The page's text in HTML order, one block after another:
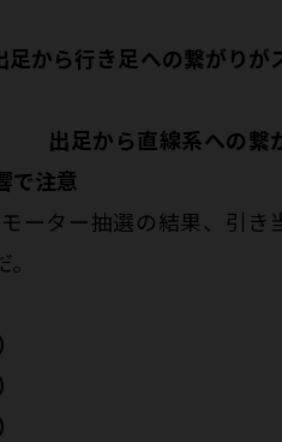
から行き足への繋がりが
出足から直線系への繋
で注意
ーター抽選の結果、引き